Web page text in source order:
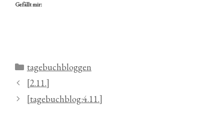
Gefällt mir:
Kategorien
tagebuchbloggen
[2.11.]
[tagebuchblog:4.11.]